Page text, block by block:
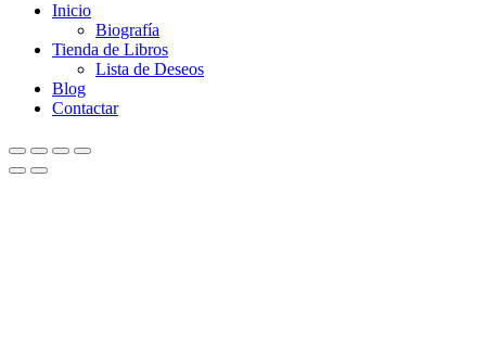
Inicio
Biografía
Tienda de Libros
Lista de Deseos
Blog
Contactar